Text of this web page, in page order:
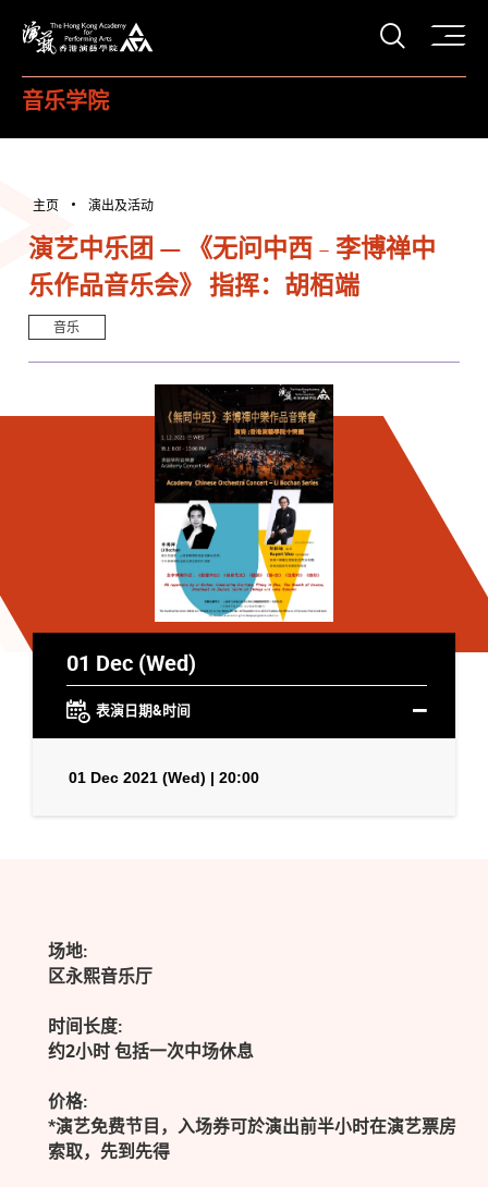
打开
音乐学院
主页 演出及活动
演艺中乐团 — 《无问中西 - 李博禅中
乐作品音乐会》 指挥：胡栢端
音乐
01 Dec (Wed)
表演日期&时间
01 Dec 2021 (Wed) | 20:00
场地:
区永熙音乐厅
时间长度:
约2小时 包括一次中场休息
价格:
*演艺免费节目，入场券可於演出前半小时在演艺票房
索取，先到先得